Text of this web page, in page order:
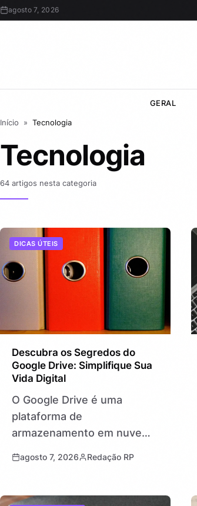
agosto 7, 2026
GERAL
Início » Tecnologia
Tecnologia
64 artigos nesta categoria
DICAS ÚTEIS
Descubra os Segredos do
Google Drive: Simplifique Sua
Vida Digital
O Google Drive é uma
plataforma de
armazenamento em nuvem
arquivos, criar documentos,
com acesso fácil e seguro
agosto 7, 2026 Redação RP